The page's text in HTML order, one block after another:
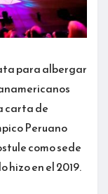
para albergar
carta de
Peruano
como sede
hizo en el 2019.